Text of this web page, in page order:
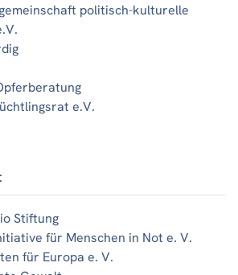
politisch-kulturelle
e.V.
Stiftung
für Menschen in Not e. V.
für Europa e. V.